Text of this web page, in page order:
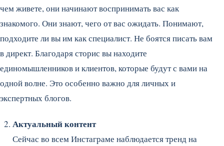
чем живете, они начинают воспринимать вас как
знакомого. Они знают, чего от вас ожидать. Понимают,
подходите ли вы им как специалист. Не боятся писать вам
в директ. Благодаря сторис вы находите
единомышленников и клиентов, которые будут с вами на
одной волне. Это особенно важно для личных и
экспертных блогов.
Актуальный контент
Сейчас во всем Инстаграме наблюдается тренд на